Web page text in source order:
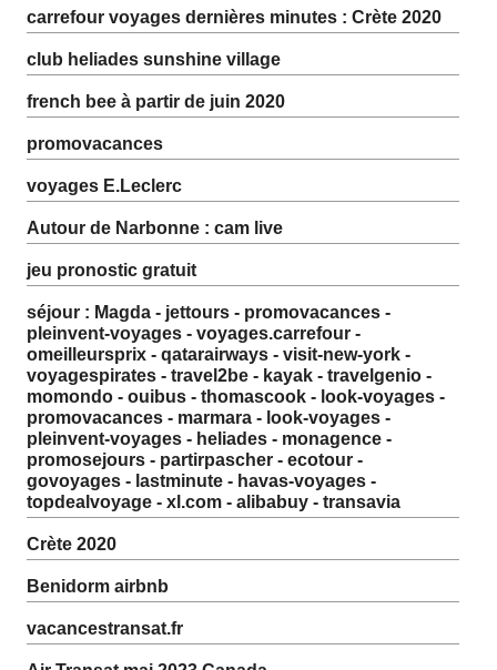
carrefour voyages dernières minutes : Crète 2020
club heliades sunshine village
french bee à partir de juin 2020
promovacances
voyages E.Leclerc
Autour de Narbonne : cam live
jeu pronostic gratuit
séjour : Magda - jettours - promovacances -
pleinvent-voyages - voyages.carrefour -
omeilleursprix - qatarairways - visit-new-york -
voyagespirates - travel2be - kayak - travelgenio -
momondo - ouibus - thomascook - look-voyages -
promovacances - marmara - look-voyages -
pleinvent-voyages - heliades - monagence -
promosejours - partirpascher - ecotour -
govoyages - lastminute - havas-voyages -
topdealvoyage - xl.com - alibabuy - transavia
Crète 2020
Benidorm airbnb
vacancestransat.fr